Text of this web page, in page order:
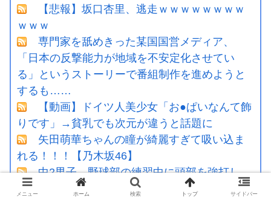
【悲報】坂口杏里、逃走ｗｗｗｗｗｗｗｗ
ｗｗｗ
専門家を舐めきった某国国営メディア、
「日本の反撃能力が地域を不安定化させてい
る」というストーリーで番組制作を進めようと
するも……
【動画】ドイツ人美少女「お●ぱいなんて飾
りです」→貧乳でも次元が違うと話題に
矢田萌華ちゃんの瞳が綺麗すぎて吸い込ま
れる！！！【乃木坂46】
中2男子、野球部の練習中に頭部を強打し
CT検査→70代医師「問題ないです」→他人のCT
メニュー ホーム 検索 トップ サイドバー